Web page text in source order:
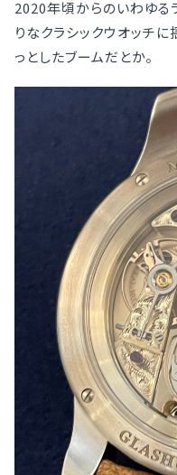
2020年頃からのいわゆる
りなクラシックウオッチ
っとしたブームだとか。